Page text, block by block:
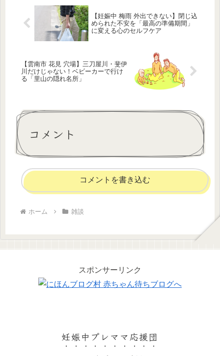
【妊娠中 梅雨 外出できない】閉じ込
められた不安を「最高の準備期間」
に変える心のセルフケア
【雲南市 花見 穴場】三刀屋川・斐伊
川だけじゃない！ベビーカーで行け
る「里山の隠れ名所」
コメント
コメントを書き込む
ホーム 雑談
スポンサーリンク
妊娠中プレママ応援団